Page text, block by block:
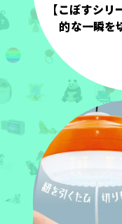
【こぼすシ
的な一瞬を